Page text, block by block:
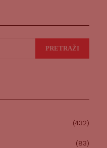
PRETRAŽI
(432)
(83)